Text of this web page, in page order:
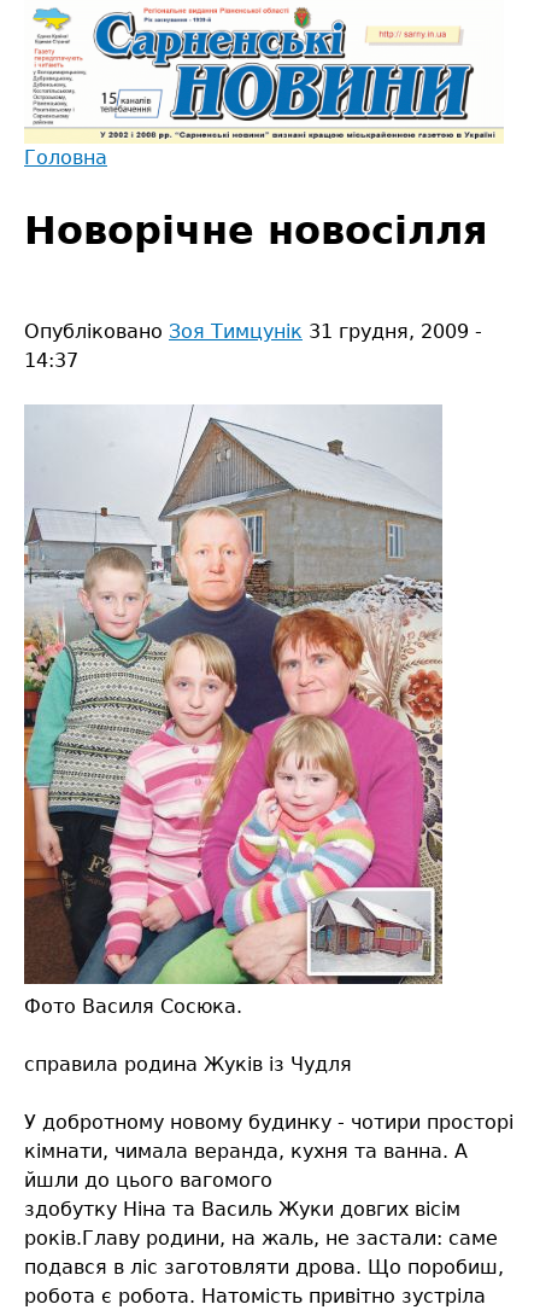
Jump
navigation
є
Головна
to
top
Новорічне новосілля
Опубліковано Зоя Тимцунік 31 грудня, 2009 -
14:37
Фото Василя Сосюка.
справила родина Жуків із Чудля
У добротному новому будинку - чотири просторі
кімнати, чимала веранда, кухня та ванна. А
йшли до цього вагомого
здобутку Ніна та Василь Жуки довгих вісім
років.Главу родини, на жаль, не застали: саме
подався в ліс заготовляти дрова. Що поробиш,
робота є робота. Натомість привітно зустріла